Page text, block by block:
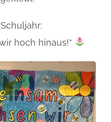
hoch hinaus!“